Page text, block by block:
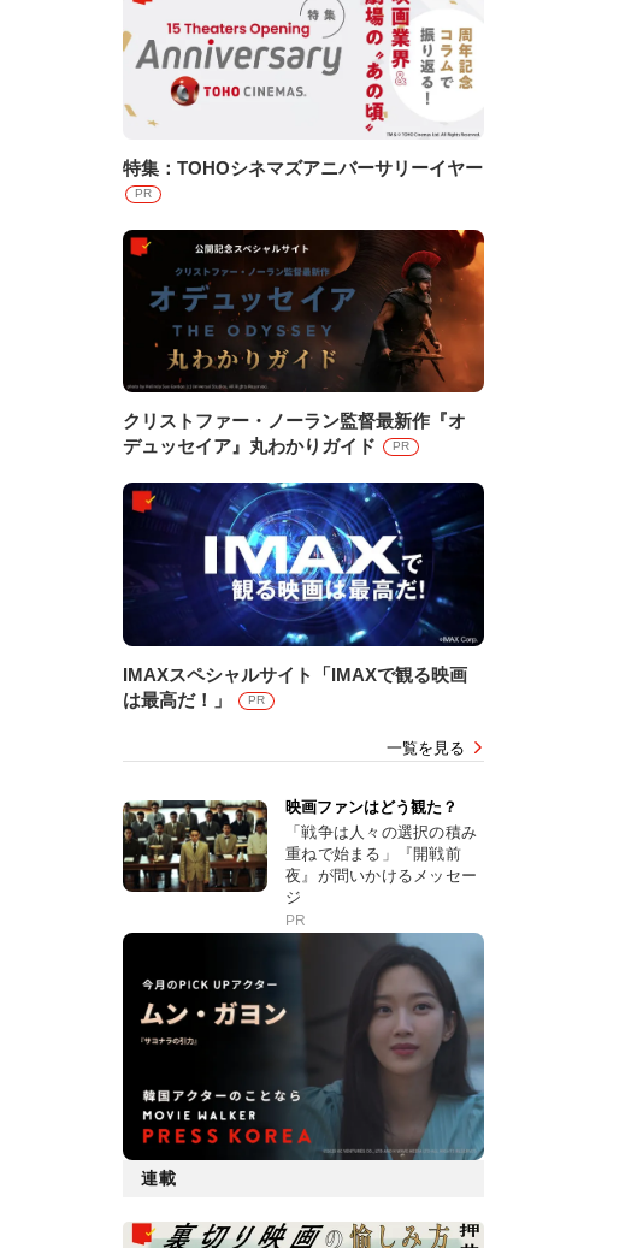
特集：TOHOシネマズアニバーサリーイヤー
PR
クリストファー・ノーラン監督最新作『オ
デュッセイア』丸わかりガイド
PR
IMAXスペシャルサイト「IMAXで観る映画
は最高だ！」
PR
一覧を見る
映画ファンはどう観た？
「戦争は人々の選択の積み
重ねで始まる」『開戦前
夜』が問いかけるメッセー
ジ
PR
連載